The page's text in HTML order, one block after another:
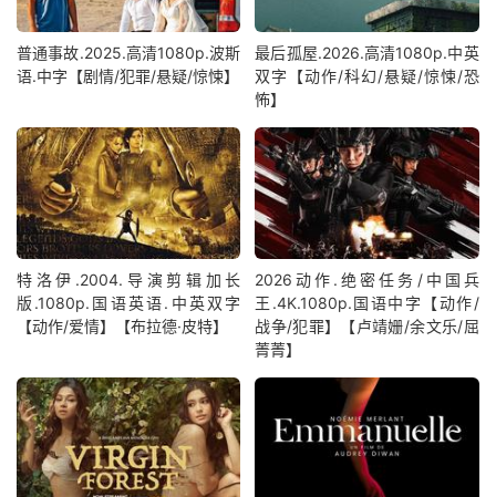
普通事故.2025.高清1080p.波斯
语.中字【剧情/犯罪/悬疑/惊悚】
最后孤屋.2026.高清1080p.中英
双字【动作/科幻/悬疑/惊悚/恐
怖】
特洛伊.2004.导演剪辑加长
版.1080p.国语英语.中英双字
【动作/爱情】【布拉德·皮特】
2026动作.绝密任务/中国兵
王.4K.1080p.国语中字【动作/
战争/犯罪】【卢靖姗/余文乐/屈
菁菁】